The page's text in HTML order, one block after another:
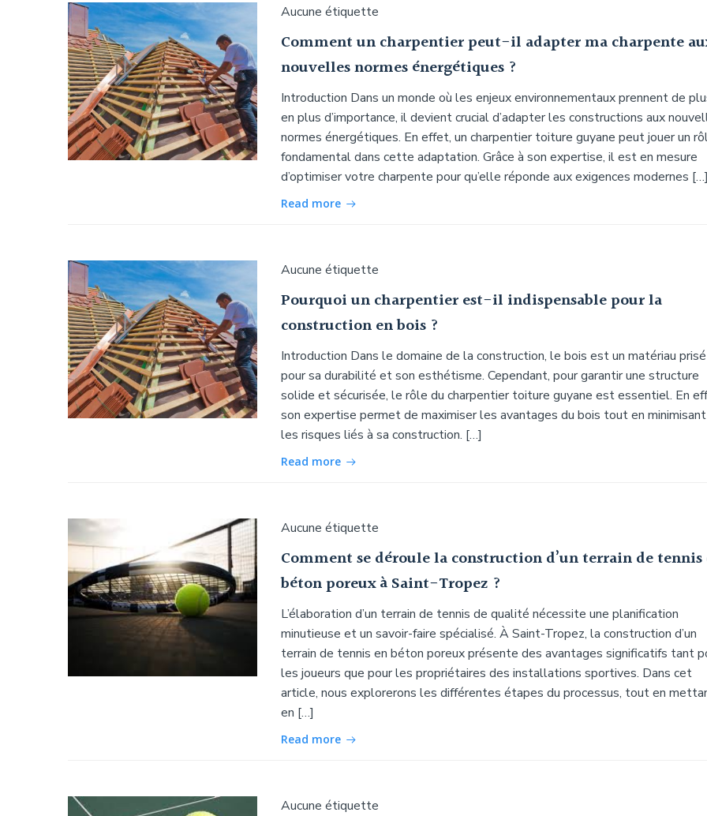
Aucune étiquette
Comment un charpentier peut-il adapter ma charpente
nouvelles normes énergétiques ?
Introduction Dans un monde où les enjeux environnementaux prennent de
en plus d’importance, il devient crucial d’adapter les constructions aux
normes énergétiques. En effet, un charpentier toiture guyane peut jouer un
fondamental dans cette adaptation. Grâce à son expertise, il est en mesure
d’optimiser votre charpente pour qu’elle réponde aux exigences modernes […]
Read more
Aucune étiquette
Pourquoi un charpentier est-il indispensable pour la
construction en bois ?
Introduction Dans le domaine de la construction, le bois est un matériau prisé
pour sa durabilité et son esthétisme. Cependant, pour garantir une structure
solide et sécurisée, le rôle du charpentier toiture guyane est essentiel. En
son expertise permet de maximiser les avantages du bois tout en minimisant
les risques liés à sa construction. […]
Read more
Aucune étiquette
Comment se déroule la construction d’un terrain de tennis
béton poreux à Saint-Tropez ?
L’élaboration d’un terrain de tennis de qualité nécessite une planification
minutieuse et un savoir-faire spécialisé. À Saint-Tropez, la construction d’un
terrain de tennis en béton poreux présente des avantages significatifs tant
les joueurs que pour les propriétaires des installations sportives. Dans cet
article, nous explorerons les différentes étapes du processus, tout en
en […]
Read more
Aucune étiquette